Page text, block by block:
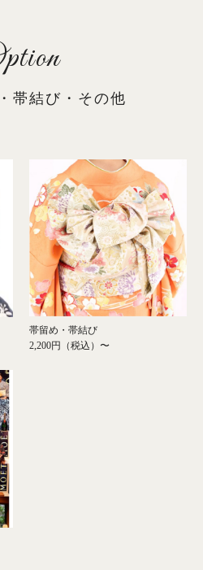
帯結び・その他
帯留め・帯結び
2,200円（税込）〜